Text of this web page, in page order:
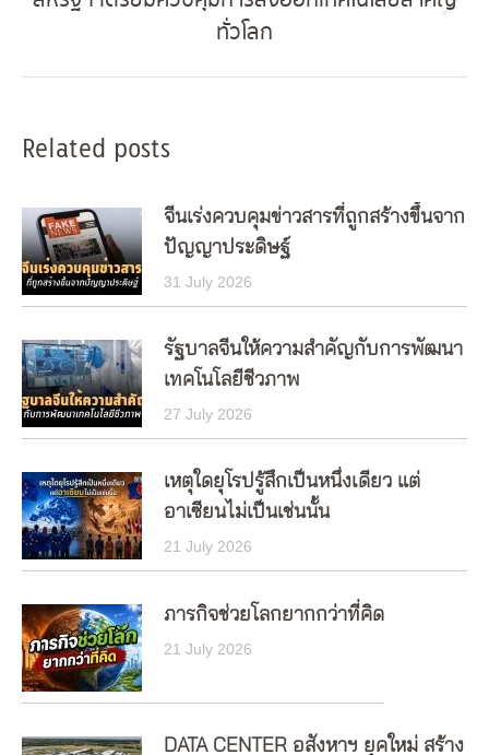
Next
post:
ทั่วโลก
Related posts
จีนเร่งควบคุมข่าวสารที่ถูกสร้างขึ้นจาก
ปัญญาประดิษฐ์
31 July 2026
รัฐบาลจีนให้ความสำคัญกับการพัฒนา
เทคโนโลยีชีวภาพ
27 July 2026
เหตุใดยุโรปรู้สึกเป็นหนึ่งเดียว แต่
อาเซียนไม่เป็นเช่นนั้น
21 July 2026
ภารกิจช่วยโลกยากกว่าที่คิด
21 July 2026
DATA CENTER อสังหาฯ ยุคใหม่ สร้าง